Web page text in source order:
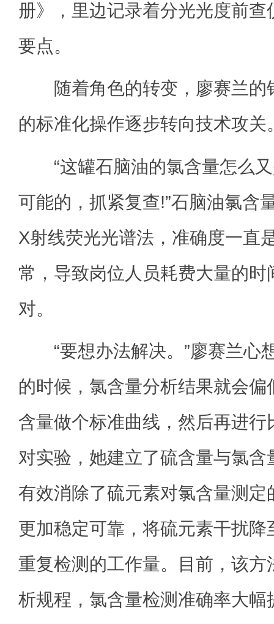
册》，里边记录着分光光度前
要点。
随着角色的转变，廖赛兰的
的标准化操作逐步转向技术攻关
“这罐石脑油的氯含量怎么又
可能的，抓紧复查!”石脑油氯含
X射线荧光光谱法，准确度一直
常，导致岗位人员耗费大量的
对。
“要想办法解决。”廖赛兰心
的时候，氯含量分析结果就会偏
含量做个标准曲线，然后再进行
对实验，她建立了硫含量与氯
有效消除了硫元素对氯含量测定
更加稳定可靠，将硫元素干扰降
重复检测的工作量。目前，该方
析规程，氯含量检测准确率大幅